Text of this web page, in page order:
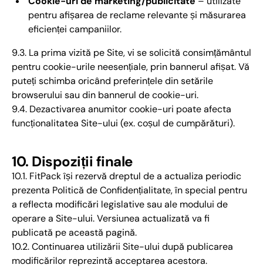
pentru afișarea de reclame relevante și măsurarea
eficienței campaniilor.
9.3. La prima vizită pe Site, vi se solicită consimțământul
pentru cookie-urile neesențiale, prin bannerul afișat. Vă
puteți schimba oricând preferințele din setările
browserului sau din bannerul de cookie-uri.
9.4. Dezactivarea anumitor cookie-uri poate afecta
funcționalitatea Site-ului (ex. coșul de cumpărături).
10. Dispoziții finale
10.1. FitPack își rezervă dreptul de a actualiza periodic
prezenta Politică de Confidențialitate, în special pentru
a reflecta modificări legislative sau ale modului de
operare a Site-ului. Versiunea actualizată va fi
publicată pe această pagină.
10.2. Continuarea utilizării Site-ului după publicarea
modificărilor reprezintă acceptarea acestora.